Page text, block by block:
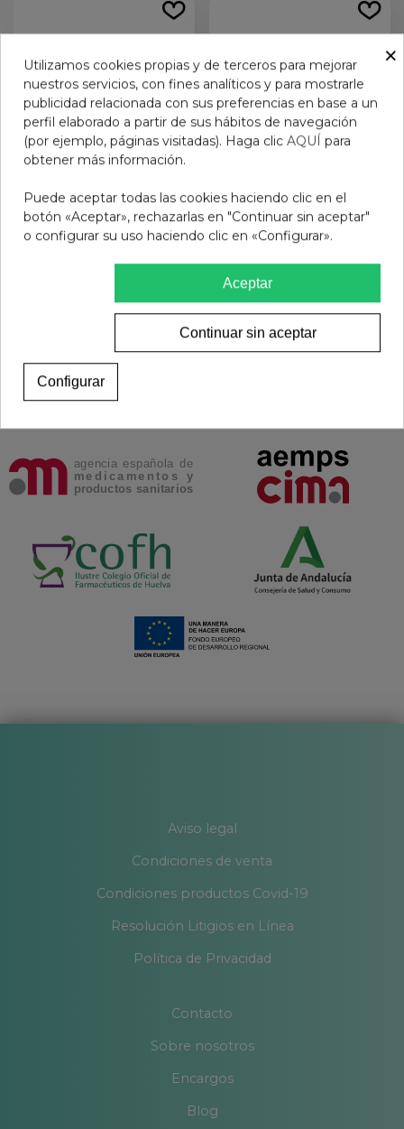
GAFAS PROTECFARMA
COBRA IVORY C4 +2.00
9,90 €
GAFAS PROTECFARMA
GEMINI COSMO CREAM
14,95 €
Aviso legal
Condiciones de venta
Condiciones productos Covid-19
Resolución Litigios en Línea
Política de Privacidad
Contacto
Sobre nosotros
Encargos
Blog
×
Utilizamos cookies propias y de terceros para mejorar
nuestros servicios, con fines analíticos y para mostrarle
publicidad relacionada con sus preferencias en base a un
perfil elaborado a partir de sus hábitos de navegación
(por ejemplo, páginas visitadas). Haga clic AQUÍ para
obtener más información.
Puede aceptar todas las cookies haciendo clic en el
botón «Aceptar», rechazarlas en "Continuar sin aceptar"
o configurar su uso haciendo clic en «Configurar».
Aceptar
Continuar sin aceptar
Configurar